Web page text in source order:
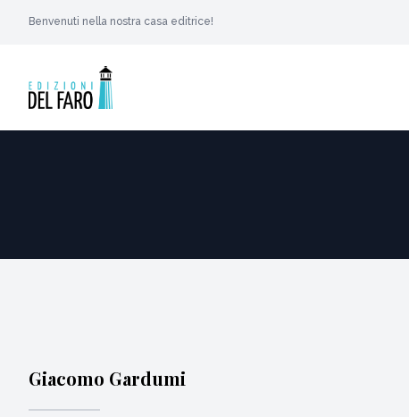
Benvenuti nella nostra casa editrice!
Giacomo Gardumi